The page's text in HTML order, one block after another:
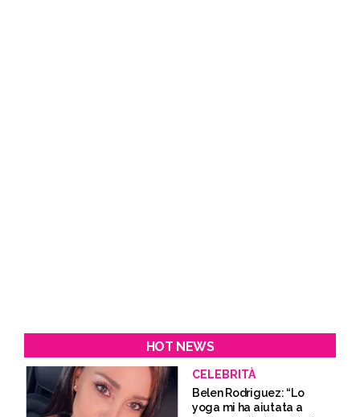
HOT NEWS
CELEBRITÀ
Belen Rodriguez: “Lo
yoga mi ha aiutata a